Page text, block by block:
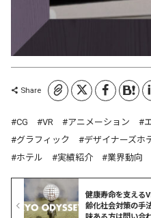
Shareコピーしました
CG VR アニメーション
グラフィック
デザイナーズホ
ホテル
実績紹介 業界動向
健康寿命を支える
齢化社会対策の手